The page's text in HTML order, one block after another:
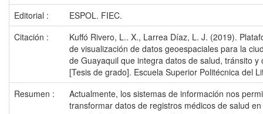
Editorial :
ESPOL. FIEC.
Citación :
Kuffó Rivero, L.. X., Larrea Díaz, L. J. (2019).
de visualización de datos geoespaciales para la
de Guayaquil que integra datos de salud, tránsito y
[Tesis de grado]. Escuela Superior Politécnica del
Resumen :
Actualmente, los sistemas de información nos
transformar datos de registros médicos de salud en